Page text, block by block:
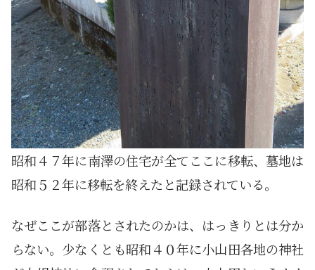
昭和４７年に南澤の住宅が全てここに移転、墓地は
昭和５２年に移転を終えたと記録されている。
なぜここが部落とされたのかは、はっきりとは分か
らない。少なくとも昭和４０年に小山田各地の神社